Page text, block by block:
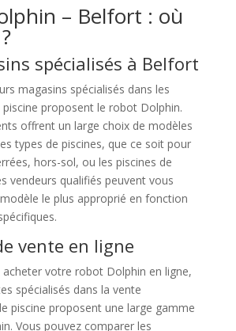
– Belfort : où
spécialisés à Belfort
magasins spécialisés dans les
proposent le robot Dolphin.
offrent un large choix de modèles
types de piscines, que ce soit pour
hors-sol, ou les piscines de
vendeurs qualifiés peuvent vous
le plus approprié en fonction
vente en ligne
acheter votre robot Dolphin en ligne,
spécialisés dans la vente
piscine proposent une large gamme
Vous pouvez comparer les